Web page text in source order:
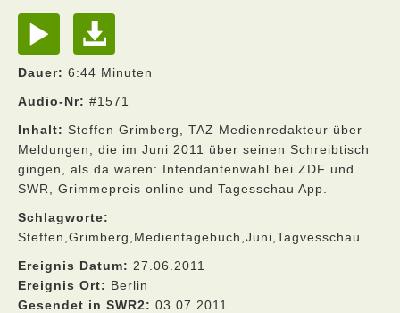
Dauer: 6:44 Minuten
Audio-Nr: #1571
Inhalt: Steffen Grimberg, TAZ Medienredakteur über
Meldungen, die im Juni 2011 über seinen Schreibtisch
gingen, als da waren: Intendantenwahl bei ZDF und
SWR, Grimmepreis online und Tagesschau App.
Schlagworte:
Steffen,Grimberg,Medientagebuch,Juni,Tagvesschau
Ereignis Datum: 27.06.2011
Ereignis Ort: Berlin
Gesendet in SWR2: 03.07.2011